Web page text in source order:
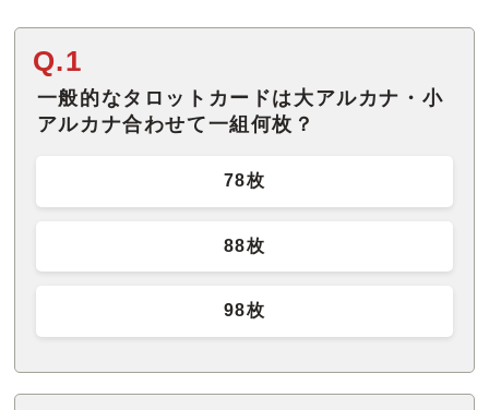
Q.1
一般的なタロットカードは大アルカナ・小
アルカナ合わせて一組何枚？
78枚
88枚
98枚